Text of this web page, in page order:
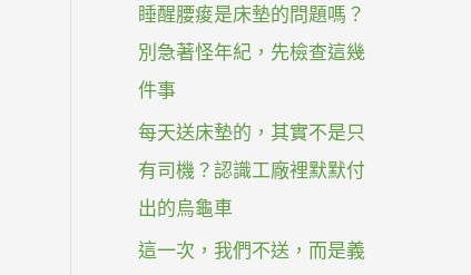
睡醒腰痠是床墊的問題嗎？
別急著怪年紀，先檢查這幾
件事
每天送床墊的，其實不是只
有司機？認識工廠裡默默付
出的烏龜車
這一次，我們不送，而是義